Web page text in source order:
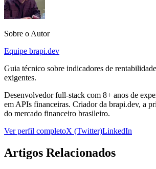
Sobre o Autor
Equipe brapi.dev
Guia técnico sobre indicadores de
exigentes.
Desenvolvedor full-stack com 8+ anos de
em APIs financeiras. Criador da brapi.dev, a
do mercado financeiro brasileiro.
Ver perfil completoX (Twitter)LinkedIn
Artigos Relacionados